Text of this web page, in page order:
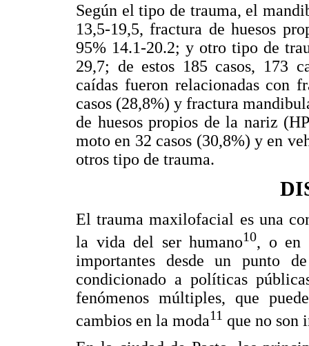
Según el tipo de trauma, el
13,5-19,5, fractura de huesos
95% 14.1-20.2; y otro tipo de
29,7; de estos 185 casos, 173
caídas fueron relacionadas con
casos (28,8%) y fractura
de huesos propios de la nariz
moto en 32 casos (30,8%) y en
otros tipo de trauma.
El trauma maxilofacial es una
la vida del ser humano10, o en
importantes desde un punto
condicionado a políticas
fenómenos múltiples, que
cambios en la moda11 que no son